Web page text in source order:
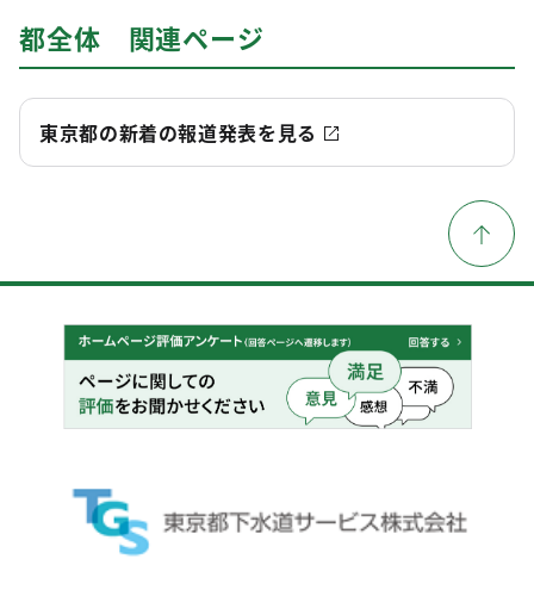
都全体 関連ページ
東京都の新着の報道発表を見る